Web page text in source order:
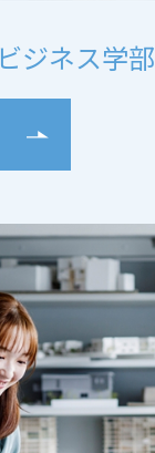
ビジネス学部